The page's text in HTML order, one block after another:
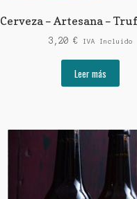
Cerveza – Artesana –
3,20 € IVA Incluido
Leer más